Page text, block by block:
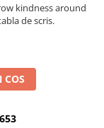
kindness around
de scris.
COS